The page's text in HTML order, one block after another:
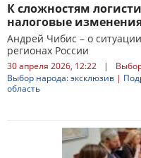
К сложностям
налоговые
Андрей Чибис – о
регионах России
30 апреля 2026, 12:22 |
Выбор народа: эксклюзив |
область